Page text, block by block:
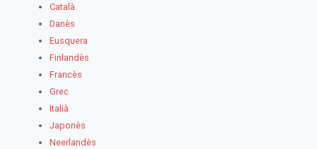
Català
Danès
Eusquera
Finlandès
Francès
Grec
Italià
Japonès
Neerlandès